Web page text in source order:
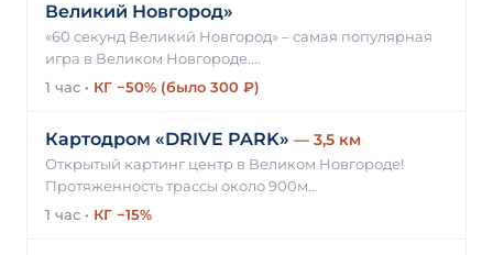
Великий Новгород»
«60 секунд Великий Новгород» – самая популярная
игра в Великом Новгороде.…
1 час · КГ −50% (было 300 ₽)
Картодром «DRIVE PARK» — 3,5 км
Открытый картинг центр в Великом Новгороде!
Протяженность трассы около 900м…
1 час · КГ −15%